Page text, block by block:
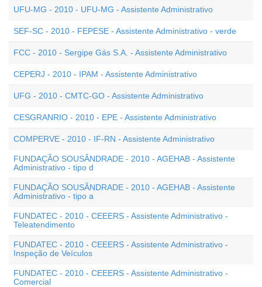
UFU-MG - 2010 - UFU-MG - Assistente Administrativo
SEF-SC - 2010 - FEPESE - Assistente Administrativo - verde
FCC - 2010 - Sergipe Gás S.A. - Assistente Administrativo
CEPERJ - 2010 - IPAM - Assistente Administrativo
UFG - 2010 - CMTC-GO - Assistente Administrativo
CESGRANRIO - 2010 - EPE - Assistente Administrativo
COMPERVE - 2010 - IF-RN - Assistente Administrativo
FUNDAÇÃO SOUSÂNDRADE - 2010 - AGEHAB - Assistente
Administrativo - tipo d
FUNDAÇÃO SOUSÂNDRADE - 2010 - AGEHAB - Assistente
Administrativo - tipo a
FUNDATEC - 2010 - CEEERS - Assistente Administrativo -
Teleatendimento
FUNDATEC - 2010 - CEEERS - Assistente Administrativo -
Inspeção de Veículos
FUNDATEC - 2010 - CEEERS - Assistente Administrativo -
Comercial